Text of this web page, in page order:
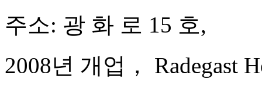
주소: 광 화 로 15 호,
2008년 개업， Radegast